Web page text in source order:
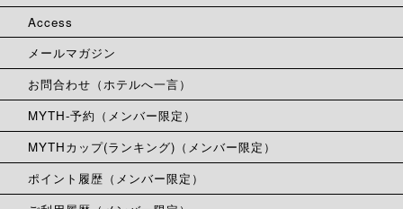
Access
メールマガジン
お問合わせ（ホテルへ一言）
MYTH-予約（メンバー限定）
MYTHカップ(ランキング)（メンバー限定）
ポイント履歴（メンバー限定）